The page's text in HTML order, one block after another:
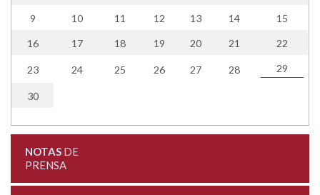
9 10 11 12 13 14 15
16 17 18 19 20 21 22
23 24 25 26 27 28 29
30
NOTASDE
PRENSA